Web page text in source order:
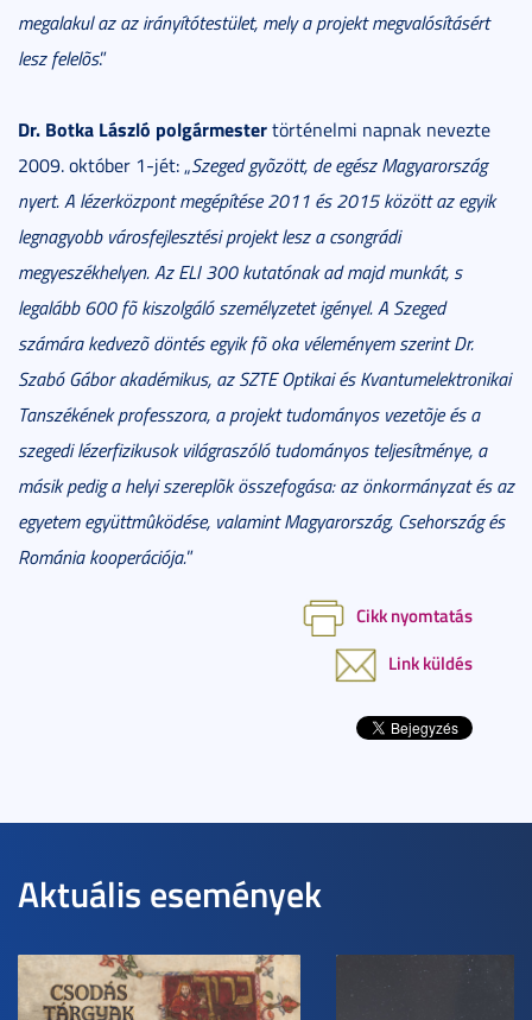
megalakul az az irányítótestület, mely a projekt megvalósításért
lesz felelõs.”
Dr. Botka László polgármestertörténelmi napnak nevezte
2009. október 1-jét: „Szeged gyõzött, de egész Magyarország
nyert. A lézerközpont megépítése 2011 és 2015 között az egyik
legnagyobb városfejlesztési projekt lesz a csongrádi
megyeszékhelyen. Az ELI 300 kutatónak ad majd munkát, s
legalább 600 fõ kiszolgáló személyzetet igényel. A Szeged
számára kedvezõ döntés egyik fõ oka véleményem szerint Dr.
Szabó Gábor akadémikus, az SZTE Optikai és Kvantumelektronikai
Tanszékének professzora, a projekt tudományos vezetõje és a
szegedi lézerfizikusok világraszóló tudományos teljesítménye, a
másik pedig a helyi szereplõk összefogása: az önkormányzat és az
egyetem együttmûködése, valamint Magyarország, Csehország és
Románia kooperációja.”
Cikk nyomtatás
Link küldés
Aktuális események